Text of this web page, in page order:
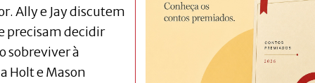
Ally e Jay discutem
precisam decidir
sobreviver à
Holt e Mason